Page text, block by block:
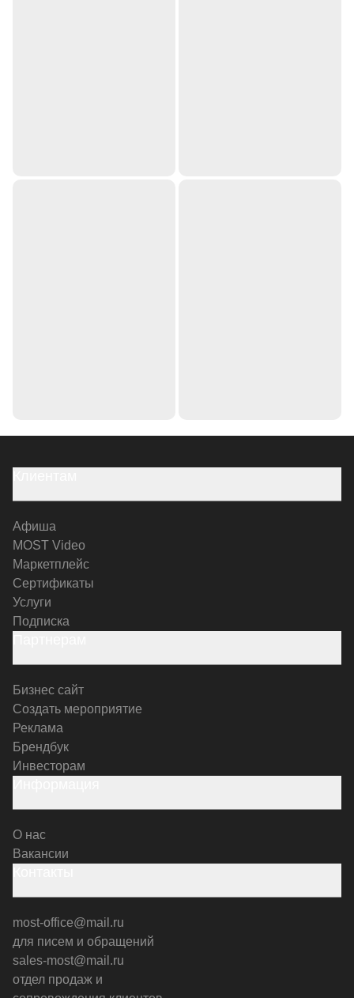
Афиша
MOST Video
Маркетплейс
Сертификаты
Услуги
Подписка
Бизнес сайт
Создать мероприятие
Реклама
Брендбук
Инвесторам
О нас
Вакансии
most-office@mail.ru
для писем и обращений
sales-most@mail.ru
отдел продаж и